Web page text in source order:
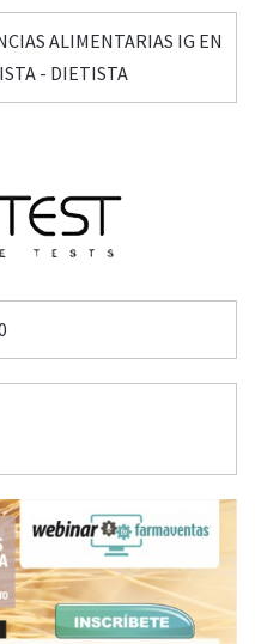
ALIMENTARIAS IG EN
- DIETISTA